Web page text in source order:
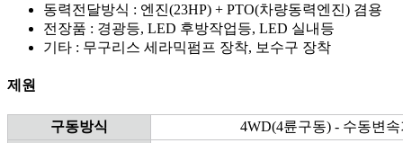
동력전달방식 : 엔진(23HP) + PTO(차량동력엔진) 겸용
전장품 : 경광등, LED 후방작업등, LED 실내등
기타 : 무구리스 세라믹펌프 장착, 보수구 장착
제원
구동방식
4WD(4륜구동) - 수동변속